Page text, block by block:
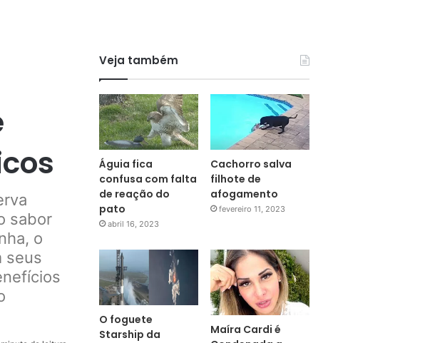
sabor
o
seus
Veja também
Águia fica
confusa com falta
de reação do
pato
abril 16, 2023
Cachorro salva
filhote de
afogamento
fevereiro 11, 2023
O foguete
Starship da
Maíra Cardi é